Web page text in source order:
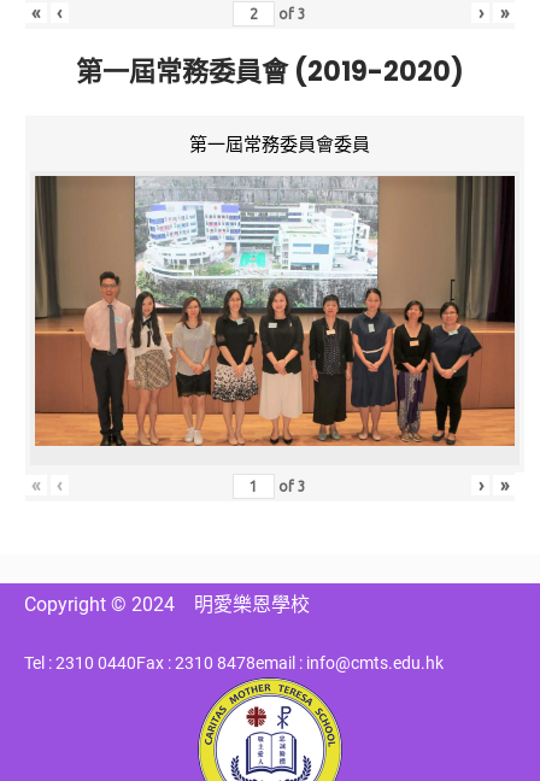
« ‹ of3 › »
第一屆常務委員會 (2019-2020)
第一屆常務委員會委員
« ‹ of3 › »
Copyright © 2024 明愛樂恩學校
Tel : 2310 0440Fax : 2310 8478email : info@cmts.edu.hk